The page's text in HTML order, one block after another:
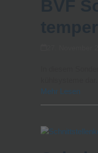
Mehr Lesen